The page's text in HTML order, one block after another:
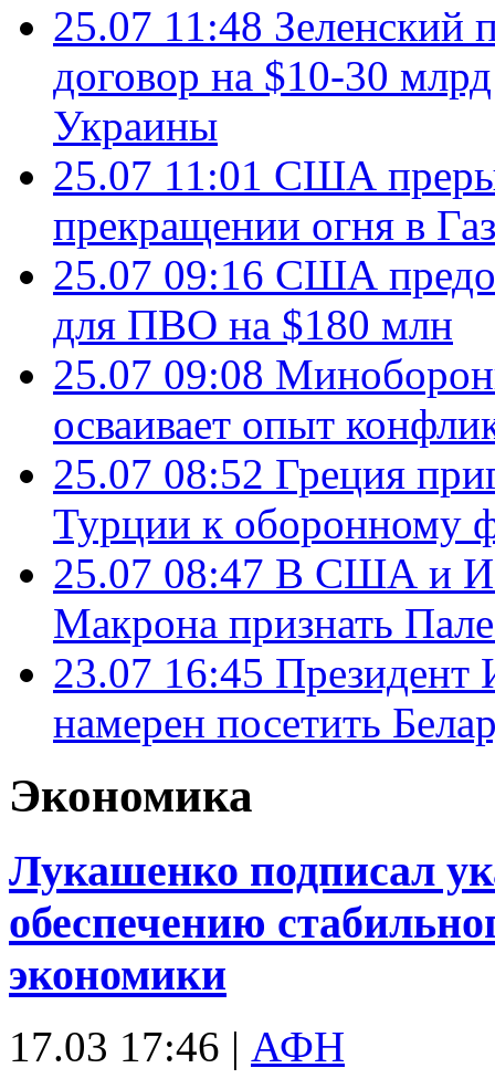
25.07 11:48 Зеленский
договор на $10-30
Украины
25.07 11:01 США
прекращении огня в
25.07 09:16 США
для ПВО на $180 млн
25.07 09:08
осваивает опыт
25.07 08:52 Греция
Турции к оборонному
25.07 08:47 В США и
Макрона признать
23.07 16:45 Президент
намерен посетить
Экономика
Лукашенко подписал
обеспечению
экономики
17.03 17:46 | АФН